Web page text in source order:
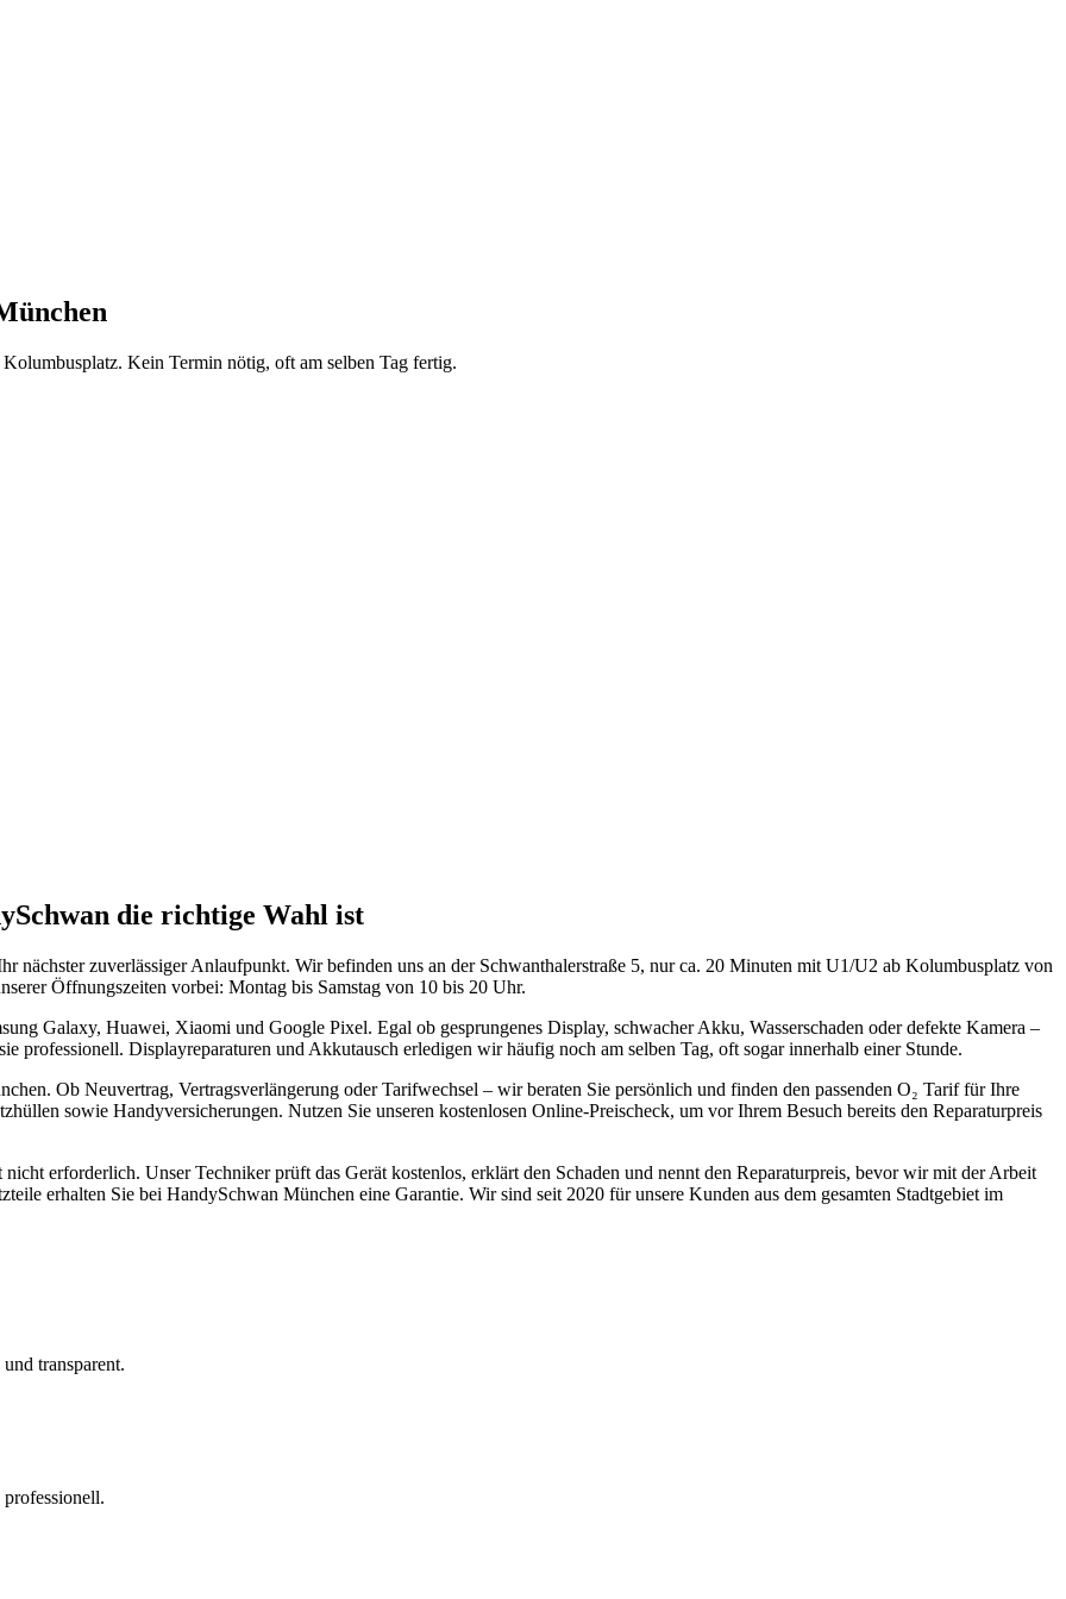
. Kein Termin nötig, oft am selben Tag fertig.
die richtige Wahl ist
nächster zuverlässiger Anlaufpunkt. Wir befinden uns an der Schwanthalerstraße 5, nurca. 20 Minuten mit U1/U2 ab Kolumbusplatz von
Öffnungszeiten vorbei: Montag bis Samstag von 10 bis 20 Uhr.
Galaxy, Huawei, Xiaomi und Google Pixel. Egal ob gesprungenes Display, schwacher Akku, Wasserschaden oder defekte Kamera –
professionell. Displayreparaturen und Akkutausch erledigen wir häufig noch am selben Tag, oft sogar innerhalb einer Stunde.
Ob Neuvertrag, Vertragsverlängerung oder Tarifwechsel – wir beraten Sie persönlich und finden den passenden O₂ Tarif für Ihre
sowie Handyversicherungen. Nutzen Sie unseren kostenlosen Online-Preischeck, um vor Ihrem Besuch bereits den Reparaturpreis
erforderlich. Unser Techniker prüft das Gerät kostenlos, erklärt den Schaden und nennt den Reparaturpreis, bevor wir mit der Arbeit
erhalten Sie bei HandySchwan München eine Garantie. Wir sind seit 2020 für unsere Kunden aus dem gesamten Stadtgebiet im
transparent.